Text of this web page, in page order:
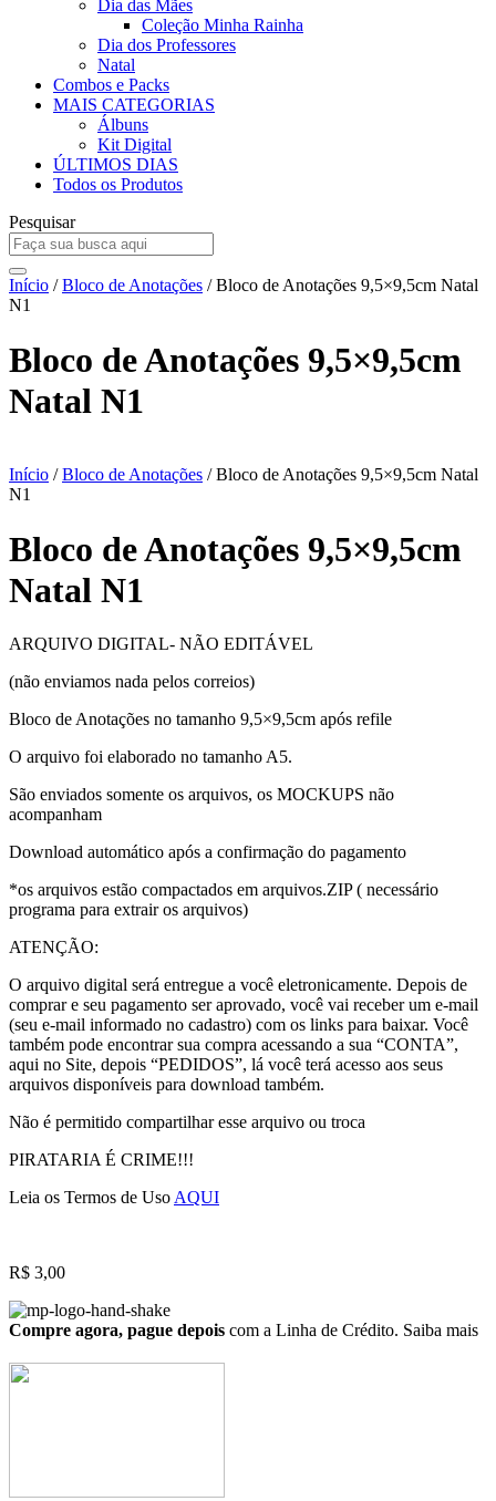
Dia das Mães
Coleção Minha Rainha
Dia dos Professores
Natal
Combos e Packs
MAIS CATEGORIAS
Álbuns
Kit Digital
ÚLTIMOS DIAS
Todos os Produtos
Pesquisar
Início /Bloco de Anotações / Bloco de Anotações 9,5×9,5cm Natal
N1
Bloco de Anotações 9,5×9,5cm
Natal N1
Início /Bloco de Anotações / Bloco de Anotações 9,5×9,5cm Natal
N1
Bloco de Anotações 9,5×9,5cm
Natal N1
ARQUIVO DIGITAL- NÃO EDITÁVEL
(não enviamos nada pelos correios)
Bloco de Anotações no tamanho 9,5×9,5cm após refile
O arquivo foi elaborado no tamanho A5.
São enviados somente os arquivos, os MOCKUPS não
acompanham
Download automático após a confirmação do pagamento
*os arquivos estão compactados em arquivos.ZIP ( necessário
programa para extrair os arquivos)
ATENÇÃO:
O arquivo digital será entregue a você eletronicamente. Depois de
comprar e seu pagamento ser aprovado, você vai receber um e-mail
(seu e-mail informado no cadastro) com os links para baixar. Você
também pode encontrar sua compra acessando a sua “CONTA”,
aqui no Site, depois “PEDIDOS”, lá você terá acesso aos seus
arquivos disponíveis para download também.
Não é permitido compartilhar esse arquivo ou troca
PIRATARIA É CRIME!!!
Leia os Termos de Uso AQUI
R$ 3,00
Compre agora, pague depois com a Linha de Crédito. Saiba mais